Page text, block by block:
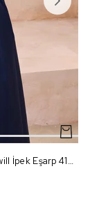
Koyu Mavi Klasik Desen %100 Twill İpek Eşarp 4109 - 54